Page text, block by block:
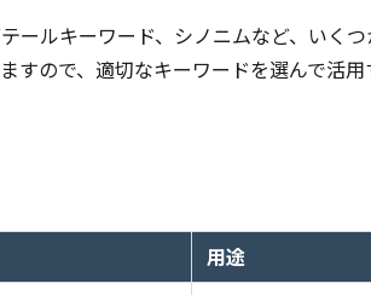
ールキーワード、シノニムなど、いく
すので、適切なキーワードを選んで活
用途